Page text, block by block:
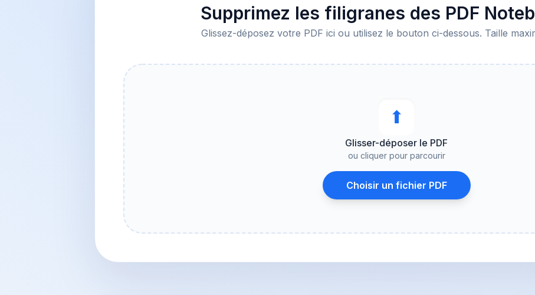
Supprimez les filigranes des PDF
Glissez-déposez votre PDF ici ou utilisez le bouton ci-dessous. Taille
⬆︎
Glisser-déposer le PDF
ou cliquer pour parcourir
Choisir un fichier PDF